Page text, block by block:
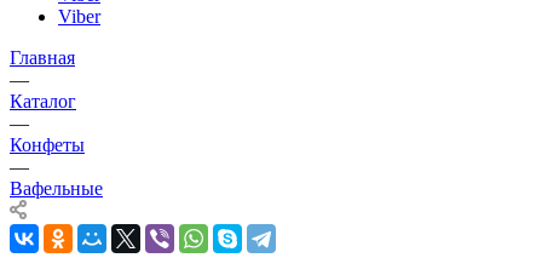
Viber
Главная
—
Каталог
—
Конфеты
—
Вафельные